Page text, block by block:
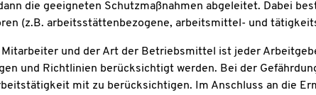
die geeigneten Schutzmaßnahmen abgeleitet. Dabei
(z.B. arbeitsstättenbezogene, arbeitsmittel- und
Mitarbeiter und der Art der Betriebsmittel ist jeder
und Richtlinien berücksichtigt werden. Bei der
mit zu berücksichtigen. Im Anschluss an die